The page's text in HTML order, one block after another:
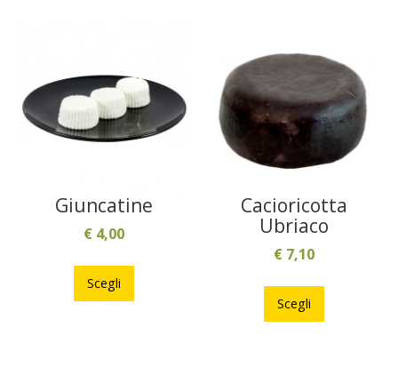
possono
essere
scelte
nella
prodotto
opzioni
possono
essere
scelte
nella
pagina
prodotto
Giuncatine
€ 4,00
Scegli
Questo
ha
Cacioricotta
Ubriaco
€ 7,10
Scegli
Questo
ha